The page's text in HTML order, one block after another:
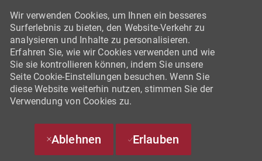
Wir verwenden Cookies, um Ihnen ein besseres
Surferlebnis zu bieten, den Website-Verkehr zu
analysieren und Inhalte zu personalisieren.
Erfahren Sie, wie wir Cookies verwenden und wie
Sie sie kontrollieren können, indem Sie unsere
Seite Cookie-Einstellungen besuchen. Wenn Sie
diese Website weiterhin nutzen, stimmen Sie der
Verwendung von Cookies zu.
Ablehnen Erlauben